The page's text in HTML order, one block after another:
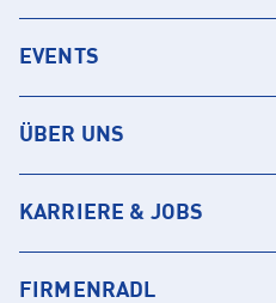
EVENTS
ÜBER UNS
KARRIERE & JOBS
FIRMENRADL